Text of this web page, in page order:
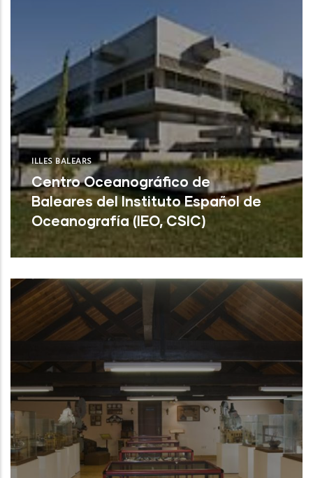
ILLES BALEARS
Centro Oceanográfico de
Baleares del Instituto Español de
Oceanografía (IEO, CSIC)
Centro Oceanográfico de Baleares del
Instituto Español de Oceanografía (IEO,
CSIC)NUE